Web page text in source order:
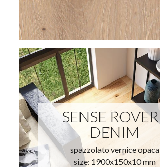
SENSE
DENIM
spazzolato vernice opaca
size: 1900x150x10 mm